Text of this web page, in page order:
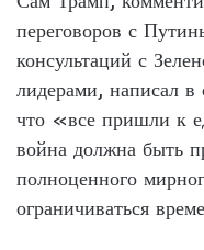
переговоров с
консультаций с
лидерами, написал
что «все пришли к
война должна быть
полноценного
ограничиваться